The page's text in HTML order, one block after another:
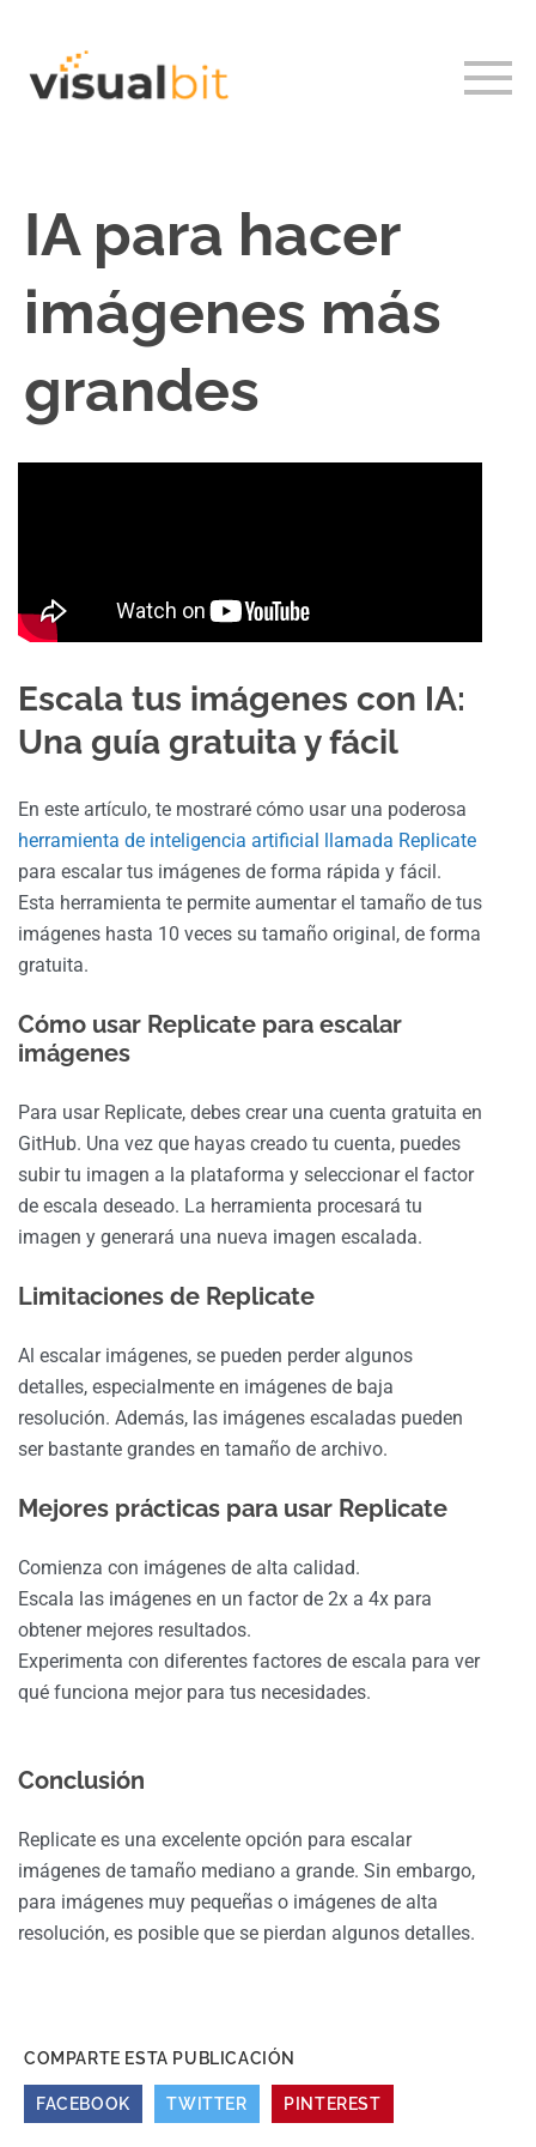
IA para hacer
imágenes más
grandes
Escala tus imágenes con IA:
Una guía gratuita y fácil
En este artículo, te mostraré cómo usar una poderosa
herramienta de inteligencia artificial llamada Replicate
para escalar tus imágenes de forma rápida y fácil.
Esta herramienta te permite aumentar el tamaño de tus
imágenes hasta 10 veces su tamaño original, de forma
gratuita.
Cómo usar Replicate para escalar
imágenes
Para usar Replicate, debes crear una cuenta gratuita en
GitHub. Una vez que hayas creado tu cuenta, puedes
subir tu imagen a la plataforma y seleccionar el factor
de escala deseado. La herramienta procesará tu
imagen y generará una nueva imagen escalada.
Limitaciones de Replicate
Al escalar imágenes, se pueden perder algunos
detalles, especialmente en imágenes de baja
resolución. Además, las imágenes escaladas pueden
ser bastante grandes en tamaño de archivo.
Mejores prácticas para usar Replicate
Comienza con imágenes de alta calidad.
Escala las imágenes en un factor de 2x a 4x para
obtener mejores resultados.
Experimenta con diferentes factores de escala para ver
qué funciona mejor para tus necesidades.
Conclusión
Replicate es una excelente opción para escalar
imágenes de tamaño mediano a grande. Sin embargo,
para imágenes muy pequeñas o imágenes de alta
resolución, es posible que se pierdan algunos detalles.
COMPARTE ESTA PUBLICACIÓN
FACEBOOK TWITTER PINTEREST